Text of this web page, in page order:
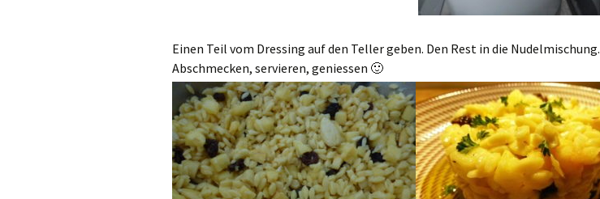
Einen Teil vom Dressing auf den Teller geben. Den Rest in die Nudelmischung.
Abschmecken, servieren, geniessen 🙂